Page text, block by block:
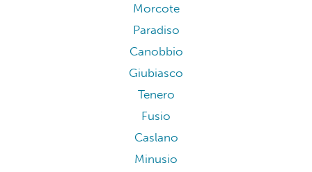
Morcote
Paradiso
Canobbio
Giubiasco
Tenero
Fusio
Caslano
Minusio